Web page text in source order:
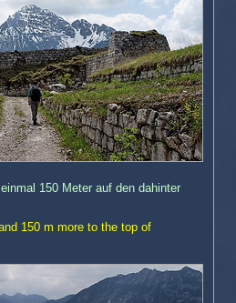
150 Meter auf den dahinter
150 m more to the top of